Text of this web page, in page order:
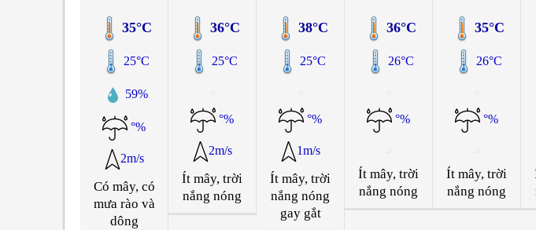
35°C
25°C
59%
°%
2m/s
Có mây, có
mưa rào và
dông
36°C
25°C
°%
2m/s
Ít mây, trời
nắng nóng
38°C
25°C
°%
1m/s
Ít mây, trời
nắng nóng
gay gắt
36°C
26°C
°%
Ít mây, trời
nắng nóng
35°C
26°C
°%
Ít mây, trời
nắng nóng